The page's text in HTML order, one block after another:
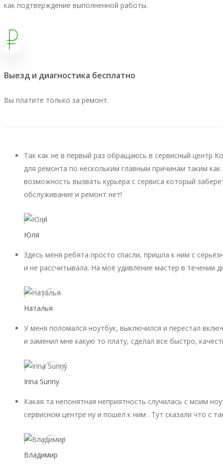
как подтверждение выполненной работы.
Выезд и диагностика бесплатно
Вы платите только за ремонт.
Так как не в первый раз обращаюсь в сервисный центр
для ремонта по нескольким главным причинам таким
возможность вызвать курьера с сервиса который
обслуживание и ремонт нет!
Юля
Здесь меня ребята просто спасли, пришла к ним с
и не рассчитывала. На моё удивление мастер в течении
Наталья
У меня поломался ноутбук, выключился и перестал
и заменил мне какую то плату, сделал все быстро,
Irina Sunny
Какая та непонятная неприятность случилась с моим
сервисном центре ну и пошел к ним . Тут сказали что с
Владимир